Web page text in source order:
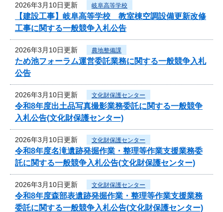
2026年3月10日更新 岐阜高等学校
【建設工事】岐阜高等学校 教室棟空調設備更新改修
工事に関する一般競争入札公告
2026年3月10日更新 農地整備課
ため池フォーラム運営委託業務に関する一般競争入札
公告
2026年3月10日更新 文化財保護センター
令和8年度出土品写真撮影業務委託に関する一般競争
入札公告(文化財保護センター)
2026年3月10日更新 文化財保護センター
令和8年度名滝遺跡発掘作業・整理等作業支援業務委
託に関する一般競争入札公告(文化財保護センター)
2026年3月10日更新 文化財保護センター
令和8年度森部表遺跡発掘作業・整理等作業支援業務
委託に関する一般競争入札公告(文化財保護センター)